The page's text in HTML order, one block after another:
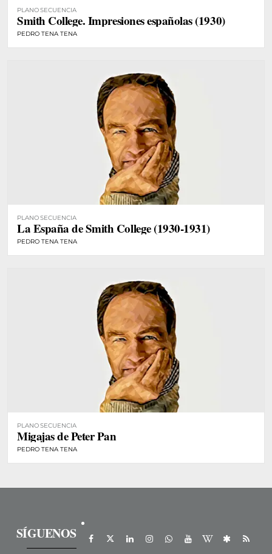
PLANO SECUENCIA
Smith College. Impresiones españolas (1930)
PEDRO TENA TENA
PLANO SECUENCIA
La España de Smith College (1930-1931)
PEDRO TENA TENA
PLANO SECUENCIA
Migajas de Peter Pan
PEDRO TENA TENA
SÍGUENOS